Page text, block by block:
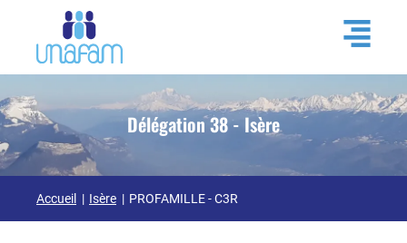
Délégation 38 - Isère
Accueil Isère PROFAMILLE - C3R